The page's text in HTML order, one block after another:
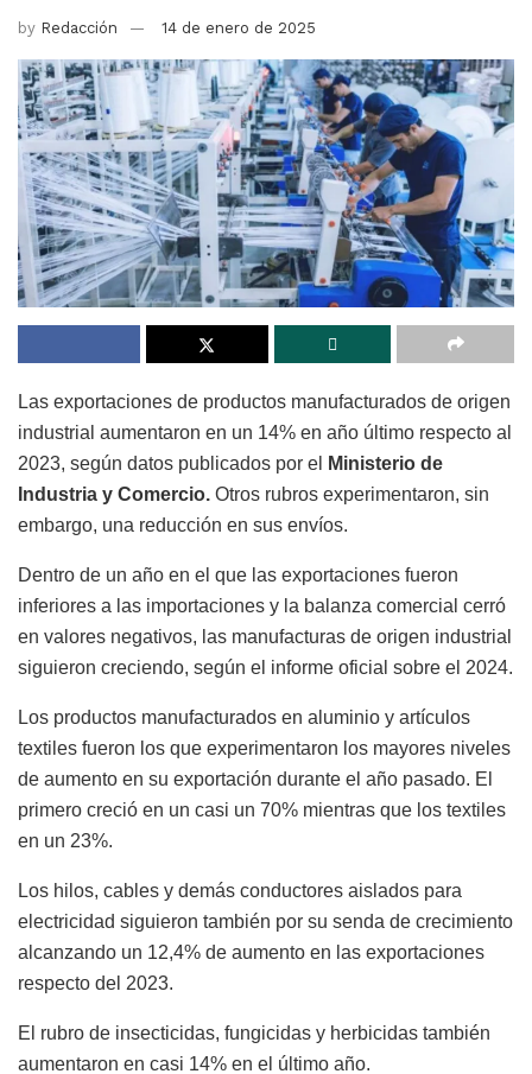
by Redacción 14 de enero de 2025
Las exportaciones de productos manufacturados de origen
industrial aumentaron en un 14% en año último respecto al
2023, según datos publicados por el
Ministerio de
Industria y Comercio. Otros rubros experimentaron, sin
embargo, una reducción en sus envíos.
Dentro de un año en el que las exportaciones fueron
inferiores a las importaciones y la balanza comercial cerró
en valores negativos, las manufacturas de origen industrial
siguieron creciendo, según el informe oficial sobre el 2024.
Los productos manufacturados en aluminio y artículos
textiles fueron los que experimentaron los mayores niveles
de aumento en su exportación durante el año pasado. El
primero creció en un casi un 70% mientras que los textiles
en un 23%.
Los hilos, cables y demás conductores aislados para
electricidad siguieron también por su senda de crecimiento
alcanzando un 12,4% de aumento en las exportaciones
respecto del 2023.
El rubro de insecticidas, fungicidas y herbicidas también
aumentaron en casi 14% en el último año.